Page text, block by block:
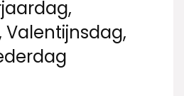
Valentijnsdag,